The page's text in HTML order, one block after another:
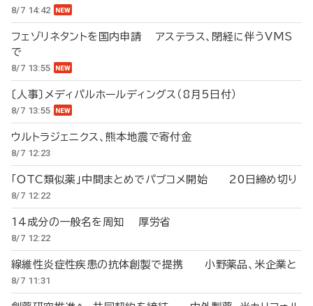
8/7 14:42
フェゾリネタントを国内申請 アステラス、閉経に伴うVMS
で
8/7 13:55
〔人事〕メディパルホールディングス（8月5日付）
8/7 13:55
ウルトラジェニクス、熊本地震で寄付金
8/7 12:23
「OTC類似薬」中間まとめでパブコメ開始 20日締め切り
8/7 12:22
14成分の一般名を周知 厚労省
8/7 12:22
線維性炎症性疾患の抗体創製で提携 小野薬品、米企業と
8/7 11:31